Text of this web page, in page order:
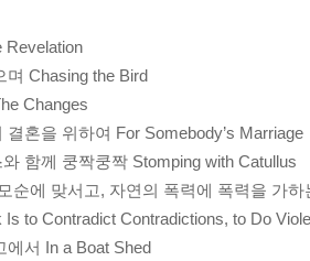
Revelation
며 Chasing the Bird
Changes
결혼을 위하여 For Somebody’s Marriage
함께 쿵짝쿵짝 Stomping with Catullus
순에 맞서고, 자연의 폭력에 폭력을 가하
Is to Contradict Contradictions, to Do
에서 In a Boat Shed